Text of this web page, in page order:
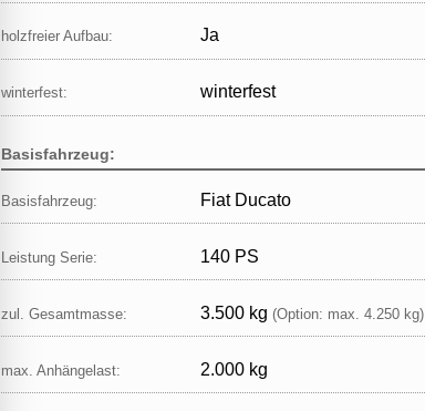
holzfreier Aufbau: Ja
winterfest: winterfest
Basisfahrzeug:
Basisfahrzeug: Fiat Ducato
Leistung Serie: 140 PS
zul. Gesamtmasse: 3.500 kg (Option: max. 4.250 kg)
max. Anhängelast: 2.000 kg